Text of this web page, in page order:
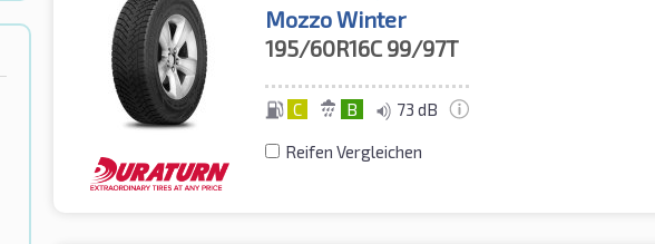
Mozzo Winter
195/60R16C 99/97T
C B 73 dB
Reifen Vergleichen